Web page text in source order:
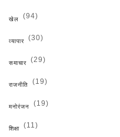
खेल (94)
व्यापार (30)
समाचार (29)
राजनीति (19)
मनोरंजन (19)
शिक्षा (11)